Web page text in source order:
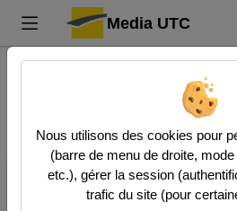
Media UTC
Dernières vidéos
00:04:56
Nous utilisons des cookies pour
(barre de menu de droite,
etc.), gérer la session
trafic du site (pour